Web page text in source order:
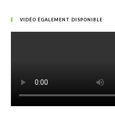
VIDÉO ÉGALEMENT DISPONIBLE